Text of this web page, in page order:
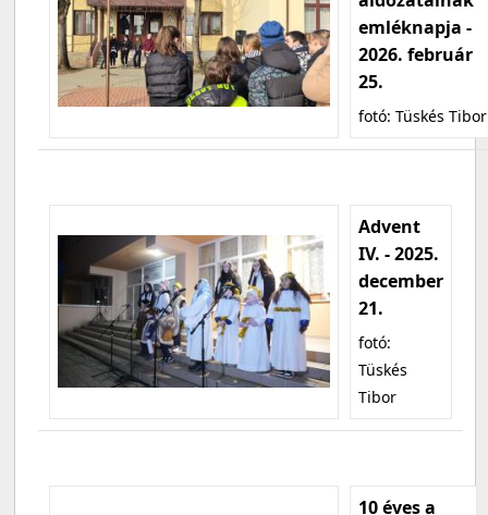
emléknapja -
2026. február
25.
fotó: Tüskés Tibor
Advent
IV. - 2025.
december
21.
fotó:
Tüskés
Tibor
10 éves a